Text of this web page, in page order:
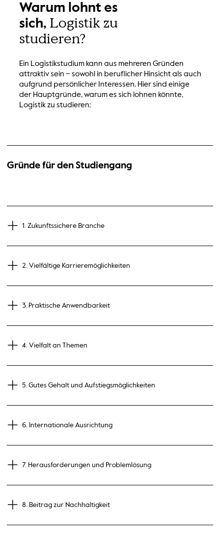
Warum lohnt es
sich, Logistik zu
studieren?
Ein Logistikstudium kann aus mehreren Gründen
attraktiv sein – sowohl in beruflicher Hinsicht als auch
aufgrund persönlicher Interessen. Hier sind einige
der Hauptgründe, warum es sich lohnen könnte,
Logistik zu studieren:
Gründe für den Studiengang
1. Zukunftssichere Branche
2. Vielfältige Karrieremöglichkeiten
3. Praktische Anwendbarkeit
4. Vielfalt an Themen
5. Gutes Gehalt und Aufstiegsmöglichkeiten
6. Internationale Ausrichtung
7. Herausforderungen und Problemlösung
8. Beitrag zur Nachhaltigkeit